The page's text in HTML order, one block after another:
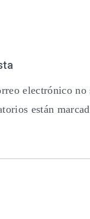
electrónico no
están